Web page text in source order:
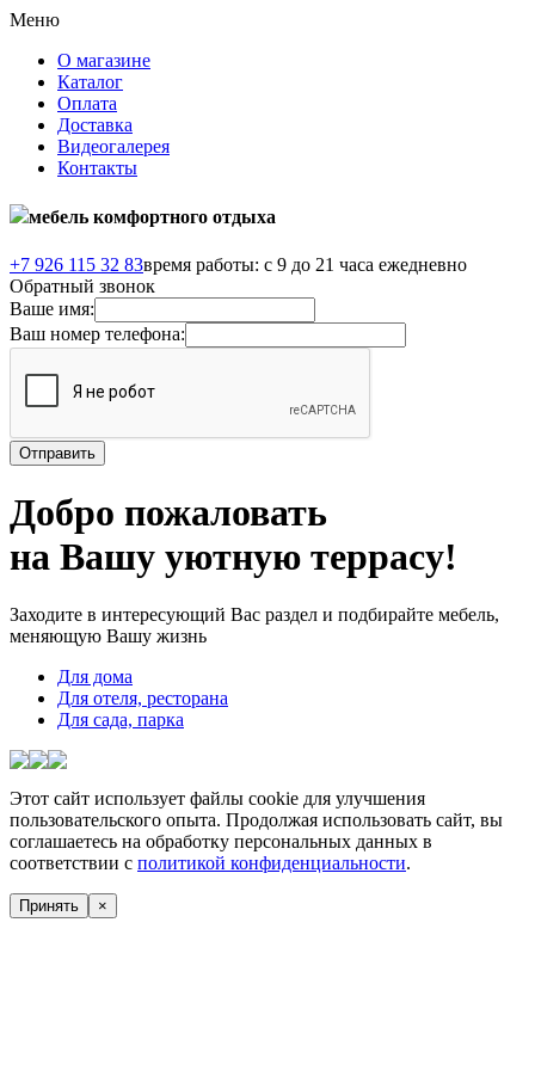
Меню
О магазине
Каталог
Оплата
Доставка
Видеогалерея
Контакты
мебель комфортного отдыха
+7 926 115 32 83время работы: с 9 до 21 часа ежедневно
Обратный звонок
Ваше имя:
Ваш номер телефона:
Добро пожаловать
на Вашу уютную террасу!
Заходите в интересующий Вас раздел и подбирайте мебель,
меняющую Вашу жизнь
Для дома
Для отеля, ресторана
Для сада, парка
Этот сайт использует файлы cookie для улучшения
пользовательского опыта. Продолжая использовать сайт, вы
соглашаетесь на обработку персональных данных в
соответствии с политикой конфиденциальности.
Принять ×